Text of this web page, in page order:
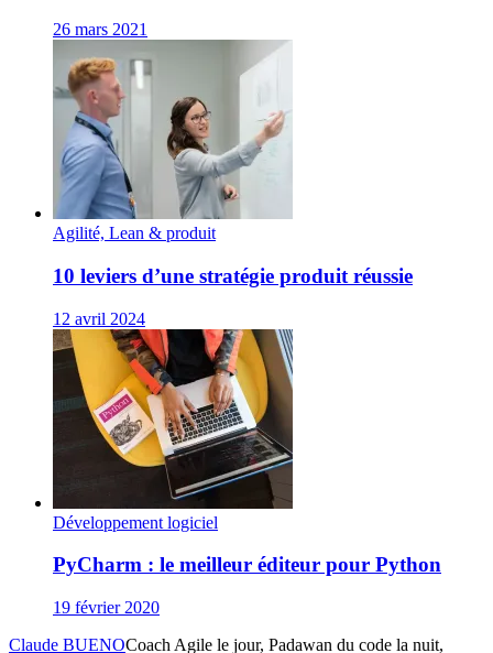
26 mars 2021
Agilité, Lean & produit
10 leviers d’une stratégie produit réussie
12 avril 2024
Développement logiciel
PyCharm : le meilleur éditeur pour Python
19 février 2020
Claude BUENOCoach Agile le jour, Padawan du code la nuit,